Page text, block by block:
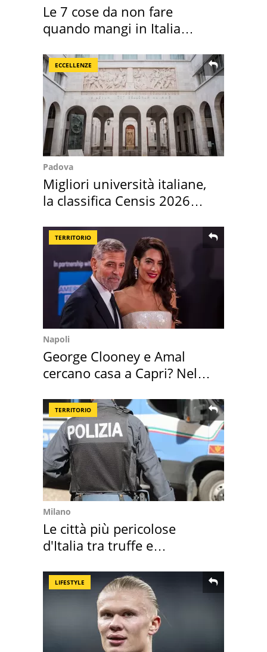
Le 7 cose da non fare
quando mangi in Italia
ECCELLENZE
Padova
Migliori università italiane,
la classifica Censis 2026
TERRITORIO
Napoli
George Clooney e Amal
cercano casa a Capri? Nel
TERRITORIO
Milano
Le città più pericolose
d'Italia tra truffe e
LIFESTYLE